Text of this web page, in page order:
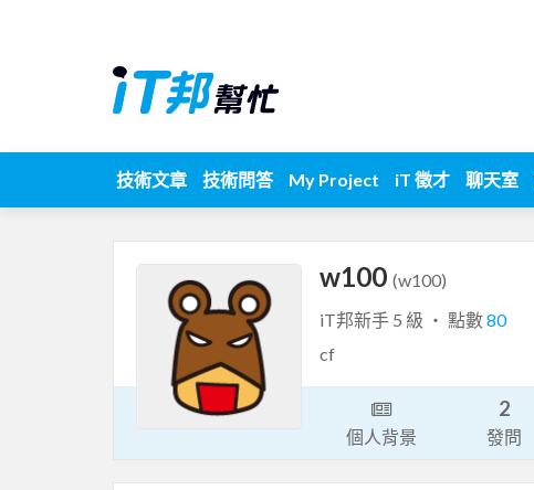
技術文章 技術問答 My Project iT 徵才 聊天室
w100 (w100)
iT邦新手 5 級 ‧ 點數80
cf
個人背景
2
發問